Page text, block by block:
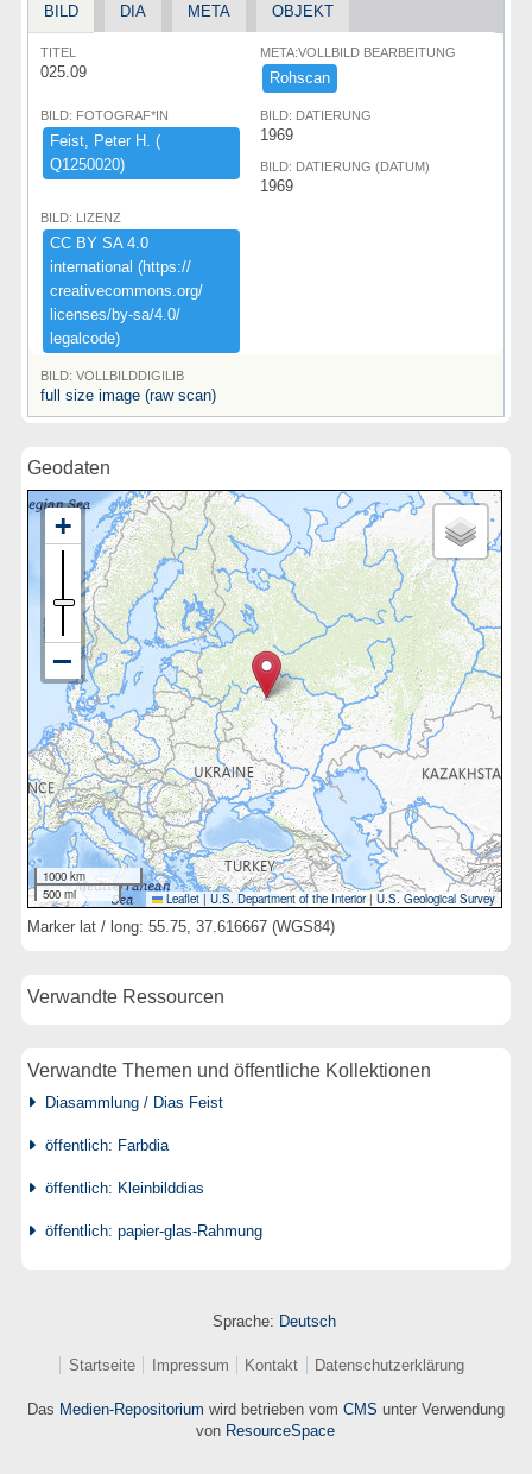
BILD DIA META OBJEKT
TITEL
025.09
META:VOLLBILD BEARBEITUNG
Rohscan
BILD: FOTOGRAF*IN
Feist,​ ​Peter ​H.​ ​(​
Q1250020)​
BILD: DATIERUNG
1969
BILD: DATIERUNG (DATUM)
1969
BILD: LIZENZ
CC ​BY ​SA ​4.​0 ​
international ​(​https:​/​/​
creativecommons.​org/​
licenses/​by-​sa/​4.​0/​
legalcode)​
BILD: VOLLBILDDIGILIB
full size image (raw scan)
Geodaten
1000 km
500 mi
Leaflet | U.S. Department of the Interior|U.S. Geological Survey
Marker lat / long: 55.75, 37.616667 (WGS84)
Verwandte Ressourcen
Verwandte Themen und öffentliche Kollektionen
Diasammlung / Dias Feist
öffentlich: Farbdia
öffentlich: Kleinbilddias
öffentlich: papier-glas-Rahmung
Sprache: Deutsch
Startseite Impressum Kontakt Datenschutzerklärung
Das Medien-Repositorium wird betrieben vom CMS unter Verwendung
von ResourceSpace